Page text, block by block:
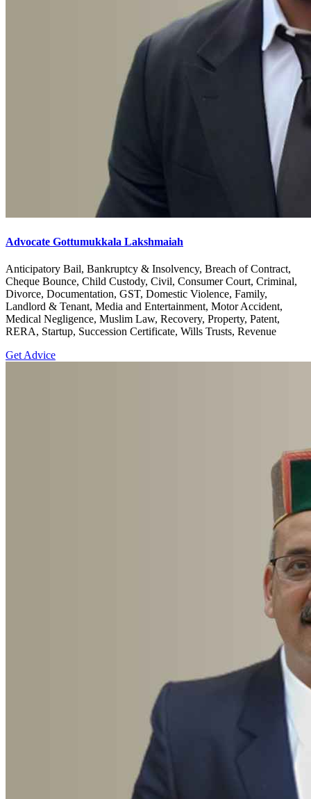
Advocate Gottumukkala Lakshmaiah
Anticipatory Bail, Bankruptcy & Insolvency, Breach of Contract,
Cheque Bounce, Child Custody, Civil, Consumer Court, Criminal,
Divorce, Documentation, GST, Domestic Violence, Family,
Landlord & Tenant, Media and Entertainment, Motor Accident,
Medical Negligence, Muslim Law, Recovery, Property, Patent,
RERA, Startup, Succession Certificate, Wills Trusts, Revenue
Get Advice